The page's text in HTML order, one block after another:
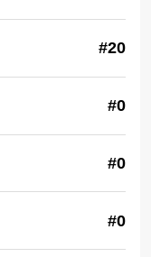
#20
#0
#0
#0